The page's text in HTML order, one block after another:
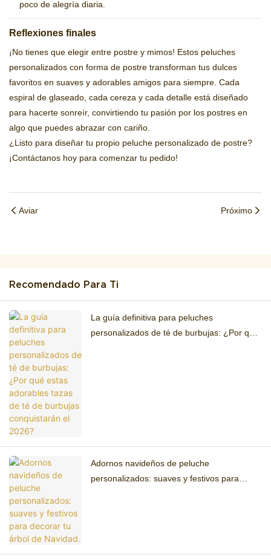
poco de alegría diaria.
Reflexiones finales
¡No tienes que elegir entre postre y mimos! Estos peluches
personalizados con forma de postre transforman tus dulces
favoritos en suaves y adorables amigos para siempre. Cada
espiral de glaseado, cada cereza y cada detalle está diseñado
para hacerte sonreír, convirtiendo tu pasión por los postres en
algo que puedes abrazar con cariño.
¿Listo para diseñar tu propio peluche personalizado de postre?
¡Contáctanos hoy para comenzar tu pedido!
Aviar Próximo
Recomendado Para Ti
La guía definitiva para peluches
personalizados de té de burbujas: ¿Por qué
Adornos navideños de peluche
personalizados: suaves y festivos para